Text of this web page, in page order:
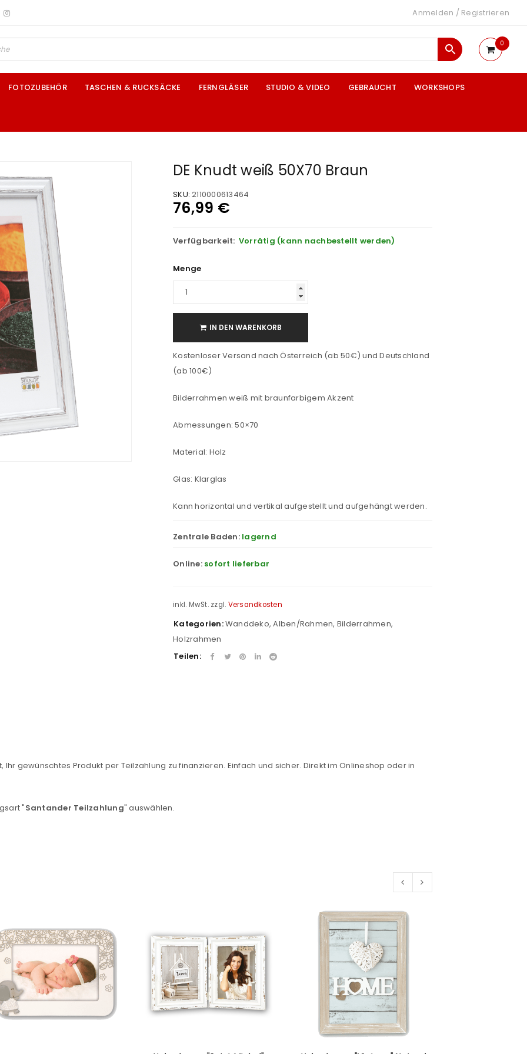
Ja, ich möchte ein Kundenkonto eröffnen und akzeptiere die
Datenschutzerklärung. *
REGISTRIEREN
Anmelden / Registrieren
0
FOTOZUBEHÖR TASCHEN & RUCKSÄCKE FERNGLÄSER STUDIO & VIDEO GEBRAUCHT WORKSHOPS
DE Knudt weiß 50X70 Braun
SKU: 2110000613464
76,99 €
Verfügbarkeit: Vorrätig (kann nachbestellt werden)
Menge
IN DEN WARENKORB
Kostenloser Versand nach Österreich (ab 50€) und Deutschland
(ab 100€)
Bilderrahmen weiß mit braunfarbigem Akzent
Abmessungen: 50×70
Material: Holz
Glas: Klarglas
Kann horizontal und vertikal aufgestellt und aufgehängt werden.
Zentrale Baden: lagernd
Online: sofort lieferbar
inkl. MwSt. zzgl. Versandkosten
Kategorien:Wanddeko,Alben/Rahmen, Bilderrahmen,
Holzrahmen
Teilen:
gewünschtes Produkt per Teilzahlung zu finanzieren. Einfach und sicher. Direkt im Onlineshop oder in
"Santander Teilzahlung" auswählen.